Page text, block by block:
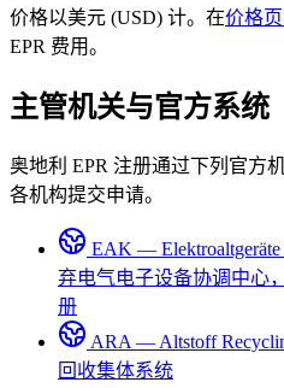
价格以美元 (USD) 计。在价格
EPR 费用。
主管机关与官方系统
奥地利 EPR 注册通过下列官方
各机构提交申请。
EAK — Elektroaltgeräte
弃电气电子设备协调中心
册
ARA — Altstoff
回收集体系统